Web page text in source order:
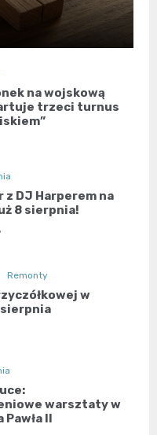
na wojskową
trzeci turnus
DJ Harperem na
8 sierpnia!
Remonty
w
warsztaty w
II